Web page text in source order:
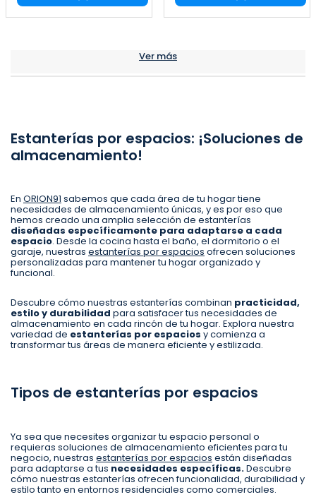
Ver más
Estanterías por espacios: ¡Soluciones de
almacenamiento!
En ORION91 sabemos que cada área de tu hogar tiene
necesidades de almacenamiento únicas, y es por eso que
hemos creado una amplia selección de estanterías
diseñadas específicamente para adaptarse a cada
espacio. Desde la cocina hasta el baño, el dormitorio o el
garaje, nuestras estanterías por espacios ofrecen soluciones
personalizadas para mantener tu hogar organizado y
funcional.
Descubre cómo nuestras estanterías combinan practicidad,
estilo y durabilidad para satisfacer tus necesidades de
almacenamiento en cada rincón de tu hogar. Explora nuestra
variedad de estanterías por espacios y comienza a
transformar tus áreas de manera eficiente y estilizada.
Tipos de estanterías por espacios
Ya sea que necesites organizar tu espacio personal o
requieras soluciones de almacenamiento eficientes para tu
negocio, nuestras estanterías por espacios están diseñadas
para adaptarse a tus necesidades específicas.Descubre
cómo nuestras estanterías ofrecen funcionalidad, durabilidad y
estilo tanto en entornos residenciales como comerciales.